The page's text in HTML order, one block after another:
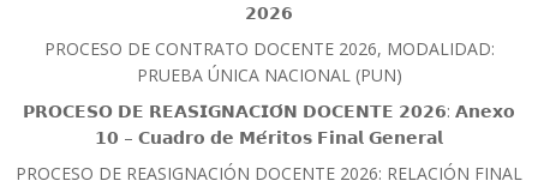
𝟮𝟬𝟮𝟲
PROCESO DE CONTRATO DOCENTE 2026, MODALIDAD:
PRUEBA ÚNICA NACIONAL (PUN)
𝗣𝗥𝗢𝗖𝗘𝗦𝗢 𝗗𝗘 𝗥𝗘𝗔𝗦𝗜𝗚𝗡𝗔𝗖𝗜𝗢́𝗡 𝗗𝗢𝗖𝗘𝗡𝗧𝗘 𝟮𝟬𝟮𝟲: 𝗔𝗻𝗲𝘅𝗼
𝟭𝟬 – 𝗖𝘂𝗮𝗱𝗿𝗼 𝗱𝗲 𝗠𝗲́𝗿𝗶𝘁𝗼𝘀 𝗙𝗶𝗻𝗮𝗹 𝗚𝗲𝗻𝗲𝗿𝗮𝗹
PROCESO DE REASIGNACIÓN DOCENTE 2026: RELACIÓN FINAL